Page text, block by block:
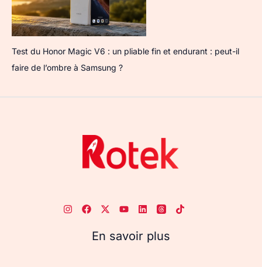
Test du Honor Magic V6 : un pliable fin et endurant : peut-il
faire de l’ombre à Samsung ?
En savoir plus